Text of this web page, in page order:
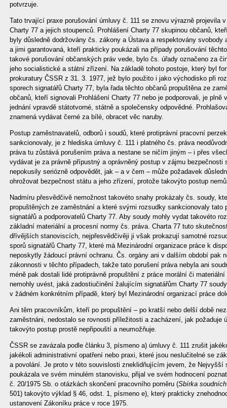
potvrzuje.
Tato trvající praxe porušování úmluvy č. 111 se znovu výrazně projevila
Charty 77 a jejich stoupenců. Prohlášení Charty 77 skupinou občanů,
byly důsledně dodržovány čs. zákony a Ústava a respektovány svobody
a jimi garantovaná, kteří prakticky poukázali na případy porušování
takové porušování občanských práv vede, bylo čs. úřady označeno za
jeho socialistické a státní zřízení. Na základě tohoto postoje, který byl
prokuratury ČSSR z 31. 3. 1977, jež bylo použito i jako východisko při
sporech signatářů Charty 77, byla řada těchto občanů propuštěna ze
občanů, kteří signovali Prohlášení Charty 77 nebo je podporovali, je
jednání vpravdě státotvorné, státně a společensky odpovědné.
znamená vydávat černé za bílé, obracet věc naruby.
Postup zaměstnavatelů, odborů i soudů, které protiprávní pracovní
sankcionovaly, je z hlediska úmluvy č. 111 i platného čs. práva
práva tu zůstává porušením práva a nestane se ničím jiným – i přes
vydávat je za právně přípustný a oprávněný postup v zájmu
nepokusily seriózně odpovědět, jak – a v čem – může požadavek
ohrožovat bezpečnost státu a jeho zřízení, protože takovýto postup
Nadmíru přesvědčivě nemožnost takovéto snahy prokázaly čs. soudy,
propuštěných ze zaměstnání a které svými rozsudky sankcionovaly tato
signatářů a podporovatelů Charty 77. Aby soudy mohly vydat takovéto
základní materiální a procesní normy čs. práva. Charta 77 tuto
dřívějších stanoviscích, nejpřesvědčivěji ji však prokazují samotné
sporů signatářů Charty 77, které má Mezinárodní organizace práce k
neposkytly žádoucí právní ochranu. Čs. orgány ani v dalším období pak
zákonnosti v těchto případech, takže tato porušení práva nebyla ani
méně pak dostali lidé protiprávně propuštění z práce morální či
nemohly uvést, jaká zadostiučinění žalujícím signatářům Charty 77
v žádném konkrétním případě, který byl Mezinárodní organizací práce
Ani těm pracovníkům, kteří po propuštění – po kratší nebo delší době
zaměstnáni, nedostalo se rovnosti příležitosti a zacházení, jak požaduje
takovýto postup prostě nepřipouští a neumožňuje.
ČSSR se zavázala podle článku 3, písmeno a) úmluvy č. 111 zrušit
jakékoli administrativní opatření nebo praxi, které jsou neslučitelné se
a povolání. Je proto v této souvislosti zneklidňujícím jevem, že Nejvyšší
poukázala ve svém minulém stanovisku, přijal ve svém hodnocení
č. 20/1975 Sb. o otázkách skončení pracovního poměru (Sbírka
501) takovýto výklad § 46, odst. 1, písmeno e), který prakticky
ustanovení Zákoníku práce v roce 1975.